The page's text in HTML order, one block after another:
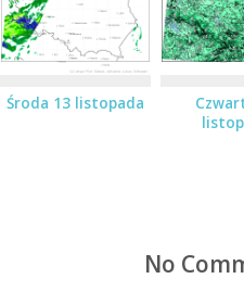
Środa 13 listopada
No